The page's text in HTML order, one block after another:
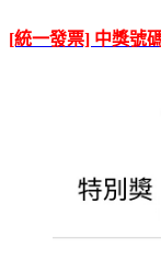
[統一發票] 中獎號